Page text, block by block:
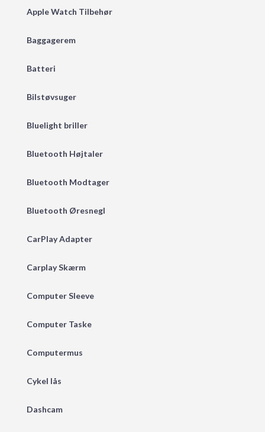
Apple Watch Tilbehør
Baggagerem
Batteri
Bilstøvsuger
Bluelight briller
Bluetooth Højtaler
Bluetooth Modtager
Bluetooth Øresnegl
CarPlay Adapter
Carplay Skærm
Computer Sleeve
Computer Taske
Computermus
Cykel lås
Dashcam